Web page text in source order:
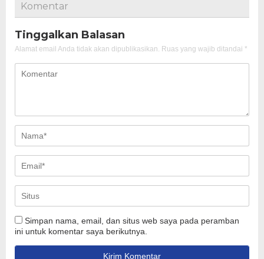
Komentar
Tinggalkan Balasan
Alamat email Anda tidak akan dipublikasikan. Ruas yang wajib ditandai *
Simpan nama, email, dan situs web saya pada peramban
ini untuk komentar saya berikutnya.